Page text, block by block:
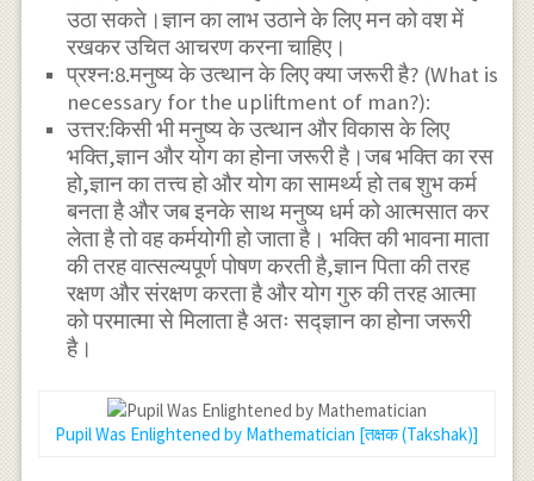
उठा सकते।ज्ञान का लाभ उठाने के लिए मन को वश में
रखकर उचित आचरण करना चाहिए।
प्रश्न:8.मनुष्य के उत्थान के लिए क्या जरूरी है? (What is
necessary for the upliftment of man?):
उत्तर:किसी भी मनुष्य के उत्थान और विकास के लिए
भक्ति,ज्ञान और योग का होना जरूरी है।जब भक्ति का रस
हो,ज्ञान का तत्त्व हो और योग का सामर्थ्य हो तब शुभ कर्म
बनता है और जब इनके साथ मनुष्य धर्म को आत्मसात कर
लेता है तो वह कर्मयोगी हो जाता है। भक्ति की भावना माता
की तरह वात्सल्यपूर्ण पोषण करती है,ज्ञान पिता की तरह
रक्षण और संरक्षण करता है और योग गुरु की तरह आत्मा
को परमात्मा से मिलाता है अतः सद्ज्ञान का होना जरूरी
है।
Pupil Was Enlightened by Mathematician [तक्षक (Takshak)]